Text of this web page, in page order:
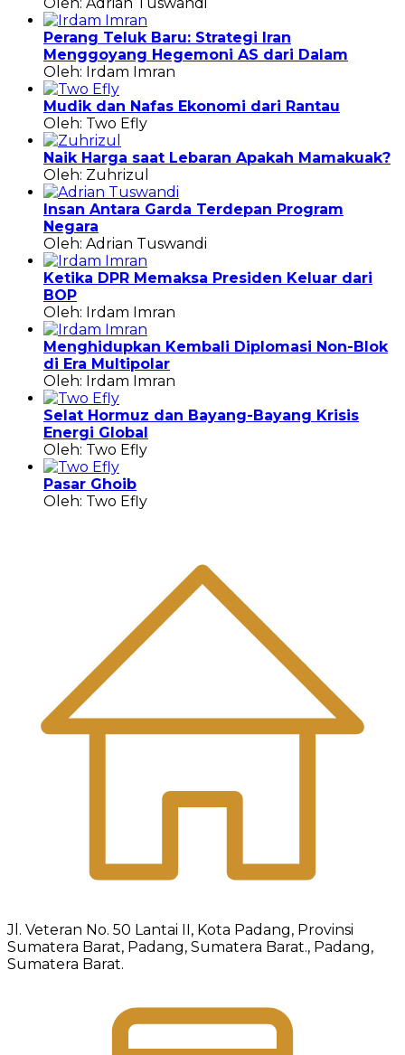
Oleh: Adrian Tuswandi
Perang Teluk Baru: Strategi Iran
Menggoyang Hegemoni AS dari Dalam
Oleh: Irdam Imran
Mudik dan Nafas Ekonomi dari Rantau
Oleh: Two Efly
Naik Harga saat Lebaran Apakah Mamakuak?
Oleh: Zuhrizul
Insan Antara Garda Terdepan Program
Negara
Oleh: Adrian Tuswandi
Ketika DPR Memaksa Presiden Keluar dari
BOP
Oleh: Irdam Imran
Menghidupkan Kembali Diplomasi Non-Blok
di Era Multipolar
Oleh: Irdam Imran
Selat Hormuz dan Bayang-Bayang Krisis
Energi Global
Oleh: Two Efly
Pasar Ghoib
Oleh: Two Efly
Jl. Veteran No. 50 Lantai II, Kota Padang, Provinsi
Sumatera Barat, Padang, Sumatera Barat., Padang,
Sumatera Barat.